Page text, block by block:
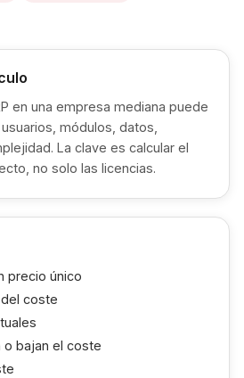
en una empresa mediana puede
módulos, datos,
La clave es calcular el
no solo las licencias.
precio único
coste
o bajan el coste